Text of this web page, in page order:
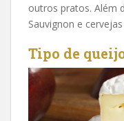
outros pratos. Além
Sauvignon e
Tipo de